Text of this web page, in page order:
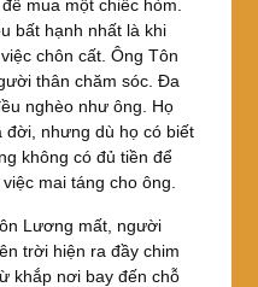
mua một chiếc hòm.
bất hạnh nhất là khi
chôn cất. Ông Tôn
thân chăm sóc. Đa
nghèo như ông. Họ
đời, nhưng dù họ có biết
không có đủ tiền để
mai táng cho ông.
Lương mất, người
trời hiện ra đầy chim
khắp nơi bay đến chỗ